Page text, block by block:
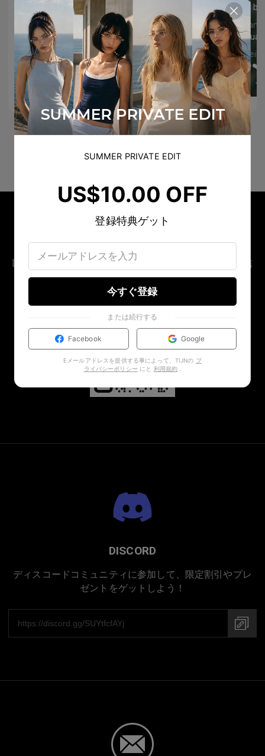
204
9
Beautiful 😍
nallelygamino
Cuuuuuute
biajardimc
Amazing job, Josu!! 😍
見る
177
9
Que
見る
LINE OFFICIAL ACCOUNT
LINE限定 新作先行公開 ＆ シークレットオファー配信
中 👀
DISCORD
ディスコードコミュニティに参加して、限定割引やプレ
ゼントをゲットしよう！
SUMMER PRIVATE EDIT
US$10.00 OFF
登録特典ゲット
今すぐ登録
または続行する
Facebook Google
Eメールアドレスを提供する事によって、TIJNの プ
ライバシーポリシー にと 利用規約